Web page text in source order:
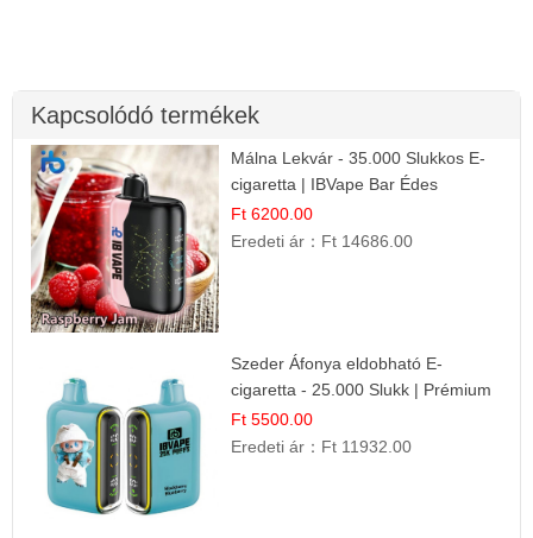
Kapcsolódó termékek
Málna Lekvár - 35.000 Slukkos E-
cigaretta | IBVape Bar Édes
Gyümölcs Íz
Ft 6200.00
Eredeti ár： Ft 14686.00
Szeder Áfonya eldobható E-
cigaretta - 25.000 Slukk | Prémium
Gyümölcs Íz
Ft 5500.00
Eredeti ár： Ft 11932.00